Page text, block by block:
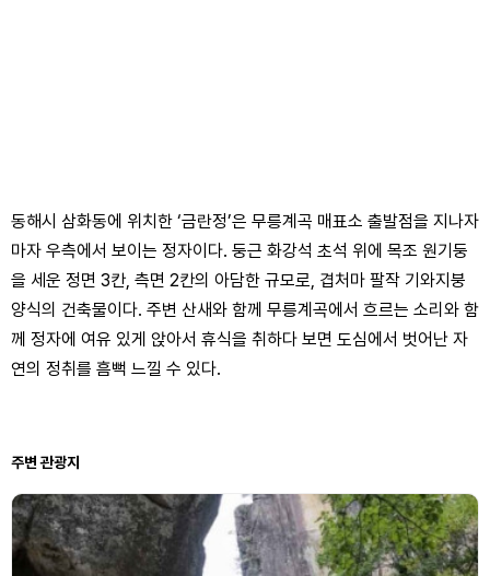
동해시 삼화동에 위치한 ‘금란정’은 무릉계곡 매표소 출발점을 지나자
마자 우측에서 보이는 정자이다. 둥근 화강석 초석 위에 목조 원기둥
을 세운 정면 3칸, 측면 2칸의 아담한 규모로, 겹처마 팔작 기와지붕
양식의 건축물이다. 주변 산새와 함께 무릉계곡에서 흐르는 소리와 함
께 정자에 여유 있게 앉아서 휴식을 취하다 보면 도심에서 벗어난 자
연의 정취를 흠뻑 느낄 수 있다.
주변 관광지